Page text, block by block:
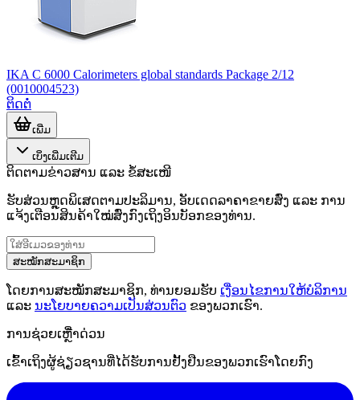
IKA C 6000 Calorimeters global standards Package 2/12
(0010004523)
ຕິດຕໍ່
ເພີ່ມ
ເບິ່ງເພີ່ມເຕີມ
ຕິດຕາມຂ່າວສານ ແລະ ຂໍ້ສະເໜີ
ຮັບສ່ວນຫຼຸດພິເສດຕາມປະລິມານ, ອັບເດດລາຄາຂາຍສົ່ງ ແລະ ການ
ແຈ້ງເຕືອນສິນຄ້າໃໝ່ສົ່ງກົງເຖິງອິນບັອກຂອງທ່ານ.
ສະໝັກສະມາຊິກ
ໂດຍການສະໝັກສະມາຊິກ, ທ່ານຍອມຮັບ ເງື່ອນໄຂການໃຫ້ບໍລິການ
ແລະ ນະໂຍບາຍຄວາມເປັນສ່ວນຕົວ ຂອງພວກເຮົາ.
ການຊ່ວຍເຫຼືໍາດ່ວນ
ເຂົ້າເຖິງຜູ້ຊ່ຽວຊານທີ່ໄດ້ຮັບການຢັ້ງຢືນຂອງພວກເຮົາໂດຍກົງ